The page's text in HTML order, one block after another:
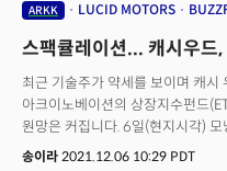
ARKK LUCID MOTORS
스팩큘레이션... 캐시우드
최근 기술주가 약세를 보이며 캐
아크이노베이션의 상장지수펀드
원망은 커집니다. 6일(현지시각)
(선택한) 대다수의 주식들이 약세
송이라 2021.12.06 10:29 PDT